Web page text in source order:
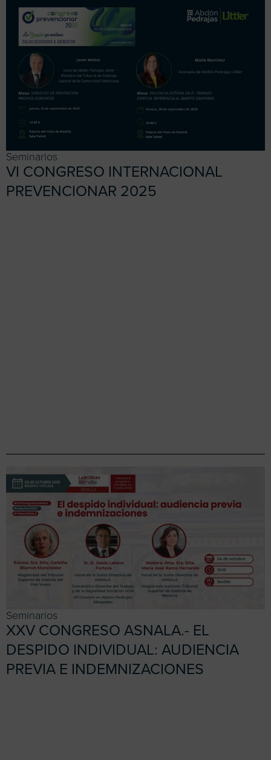
Seminarios
VI CONGRESO INTERNACIONAL
PREVENCIONAR 2025
Seminarios
XXV CONGRESO ASNALA.- EL
DESPIDO INDIVIDUAL: AUDIENCIA
PREVIA E INDEMNIZACIONES